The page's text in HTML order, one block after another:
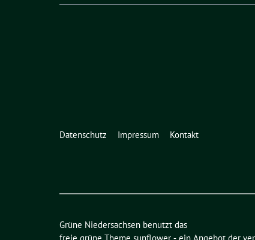
Datenschutz Impressum Kontakt
Grüne Niedersachsen benutzt das